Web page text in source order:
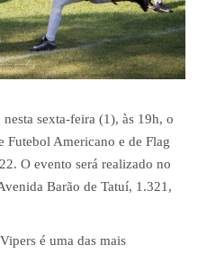
sexta-feira (1), às 19h, o
Futebol Americano e de Flag
O evento será realizado no
Barão de Tatuí, 1.321,
é uma das mais